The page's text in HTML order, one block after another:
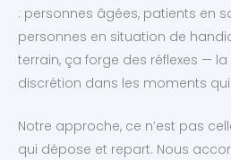
: personnes âgées, patients en
personnes en situation de
terrain, ça forge des réflexes — la
discrétion dans les moments
Notre approche, ce n’est pas
qui dépose et repart. Nous